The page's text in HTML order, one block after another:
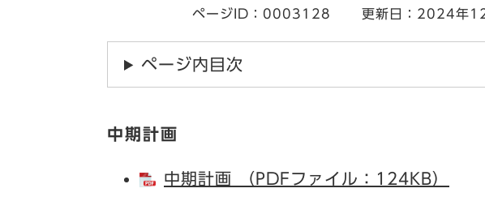
ページID：0003128 更新日：2024年
ページ内目次
中期計画
中期計画 （PDFファイル：124KB）